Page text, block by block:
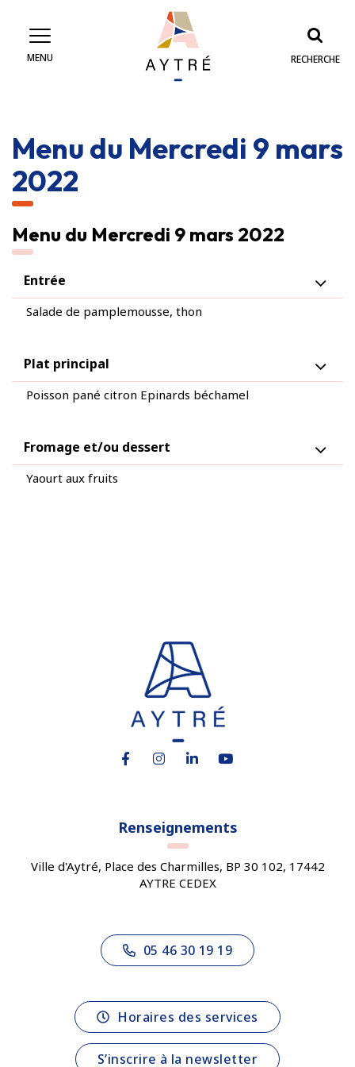
MENU RECHERCHE
Menu du Mercredi 9 mars
2022
Menu du Mercredi 9 mars 2022
Entrée
Salade de pamplemousse, thon
Plat principal
Poisson pané citron Epinards béchamel
Fromage et/ou dessert
Yaourt aux fruits
Lien vers le compte Facebook
Lien vers le compte Instagram
Lien vers le compte Linkedin
Lien vers la chaîne
Renseignements
Ville d'Aytré, Place des Charmilles, BP 30 102, 17442
AYTRE CEDEX
05 46 30 19 19
Horaires des services
S’inscrire à la newsletter